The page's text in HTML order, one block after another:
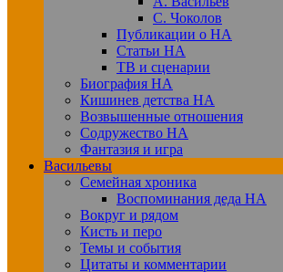
С. Чоколов
Публикации о НА
Статьи НА
ТВ и сценарии
Биография НА
Кишинев детства НА
Возвышенные отношения
Содружество НА
Фантазия и игра
Васильевы
Семейная хроника
Воспоминания деда НА
Вокруг и рядом
Кисть и перо
Темы и события
Цитаты и комментарии